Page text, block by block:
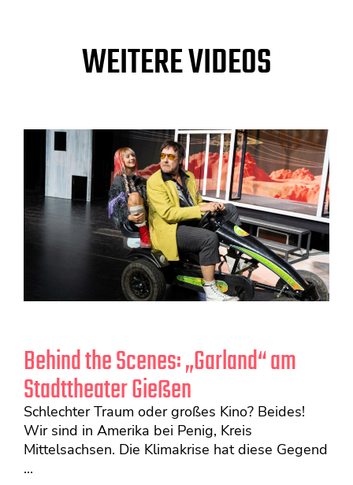
WEITERE VIDEOS
Behind the Scenes: „Garland“ am
Stadttheater Gießen
Schlechter Traum oder großes Kino? Beides!
Wir sind in Amerika bei Penig, Kreis
Mittelsachsen. Die Klimakrise hat diese Gegend
...